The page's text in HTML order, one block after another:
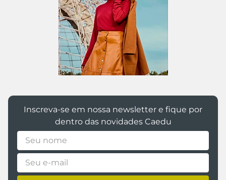
Inscreva-se em nossa newsletter e fique por
dentro das novidades Caedu